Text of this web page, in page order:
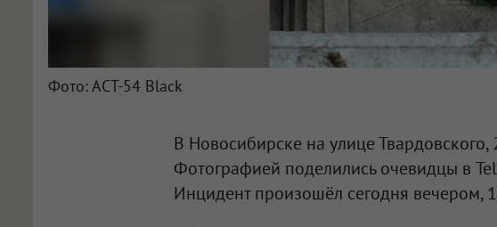
Фото: АСТ-54 Black
В Новосибирске на улице
Фотографией поделились очевидцы в
Инцидент произошёл сегодня вечером,